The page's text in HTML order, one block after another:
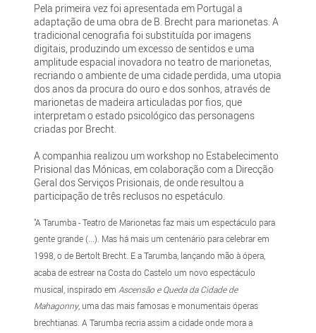
Pela primeira vez foi apresentada em Portugal a
adaptação de uma obra de B. Brecht para marionetas. A
tradicional cenografia foi substituída por imagens
digitais, produzindo um excesso de sentidos e uma
amplitude espacial inovadora no teatro de marionetas,
recriando o ambiente de uma cidade perdida, uma utopia
dos anos da procura do ouro e dos sonhos, através de
marionetas de madeira articuladas por fios, que
interpretam o estado psicológico das personagens
criadas por Brecht.
A companhia realizou um workshop no Estabelecimento
Prisional das Mónicas, em colaboração com a Direcção
Geral dos Serviços Prisionais, de onde resultou a
participação de três reclusos no espetáculo.
"A Tarumba - Teatro de Marionetas faz mais um espectáculo para
gente grande (...). Mas há mais um centenário para celebrar em
1998, o de Bertolt Brecht. E a Tarumba, lançando mão à ópera,
acaba de estrear na Costa do Castelo um novo espectáculo
musical, inspirado em Ascensão e Queda da Cidade de
Mahagonny, uma das mais famosas e monumentais óperas
brechtianas. A Tarumba recria assim a cidade onde mora a